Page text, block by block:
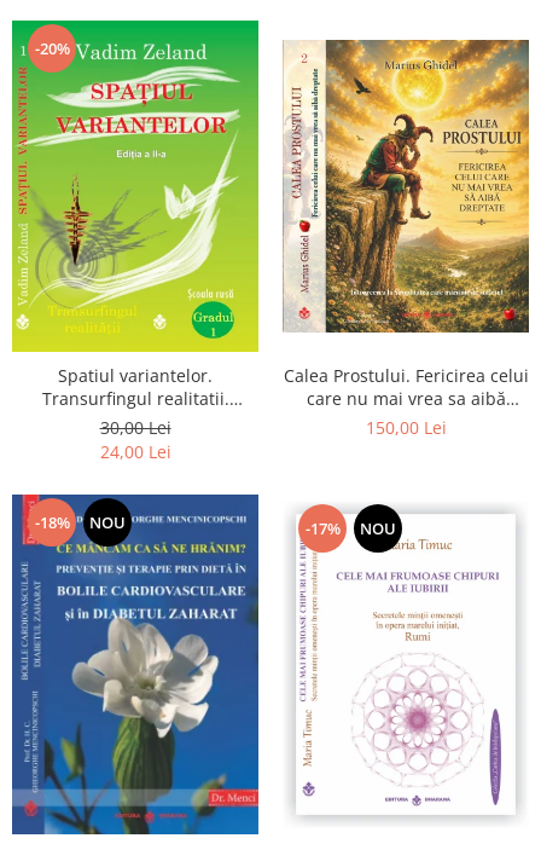
-20%
Spatiul variantelor.
Transurfingul realitatii.
Gradul 1. Cum sa ne
dezvoltam intuitia si sa ne
30,00 Lei
24,00 Lei
Calea Prostului. Fericirea celui
care nu mai vrea sa aibă
dreptate - Intoarcerea la
150,00 Lei
-18% NOU -17% NOU